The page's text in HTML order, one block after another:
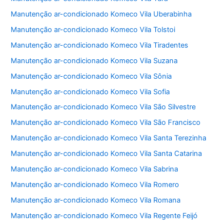
Manutenção ar-condicionado Komeco Vila Uberabinha
Manutenção ar-condicionado Komeco Vila Tolstoi
Manutenção ar-condicionado Komeco Vila Tiradentes
Manutenção ar-condicionado Komeco Vila Suzana
Manutenção ar-condicionado Komeco Vila Sônia
Manutenção ar-condicionado Komeco Vila Sofia
Manutenção ar-condicionado Komeco Vila São Silvestre
Manutenção ar-condicionado Komeco Vila São Francisco
Manutenção ar-condicionado Komeco Vila Santa Terezinha
Manutenção ar-condicionado Komeco Vila Santa Catarina
Manutenção ar-condicionado Komeco Vila Sabrina
Manutenção ar-condicionado Komeco Vila Romero
Manutenção ar-condicionado Komeco Vila Romana
Manutenção ar-condicionado Komeco Vila Regente Feijó